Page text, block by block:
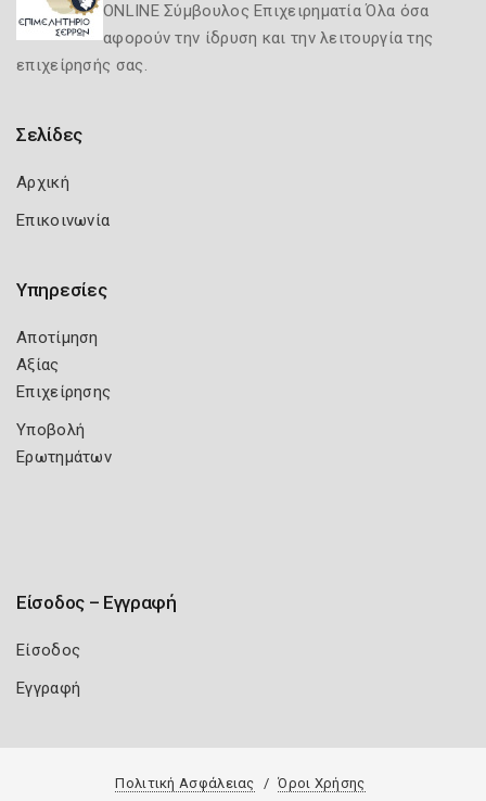
ONLINE Σύμβουλος Επιχειρηματία Όλα όσα
αφορούν την ίδρυση και την λειτουργία της
επιχείρησής σας.
Σελίδες
Αρχική
Επικοινωνία
Υπηρεσίες
Αποτίμηση
Αξίας
Επιχείρησης
Υποβολή
Ερωτημάτων
Είσοδος – Εγγραφή
Είσοδος
Εγγραφή
Πολιτική Ασφάλειας Όροι Χρήσης